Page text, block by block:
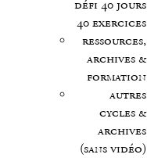
défi 40 jours
40 exercices
ressources,
archives &
formation
autres
cycles &
archives
(sans vidéo)